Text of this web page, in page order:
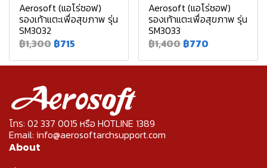
Aerosoft (แอโร่ซอฟ)
รองเท้าแตะเพื่อสุขภาพ รุ่น
SM3032
฿1,300 ฿715
Aerosoft (แอโร่ซอฟ)
รองเท้าแตะเพื่อสุขภาพ รุ่น
SM3033
฿1,400 ฿770
โทร: 02 337 0015 หรือ HOTLINE 1389
Email: info@aerosoftarchsupport.com
About